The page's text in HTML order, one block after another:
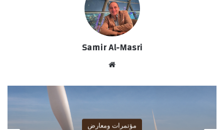
Samir Al-Masri
الوي
مؤتمرات ومعارض